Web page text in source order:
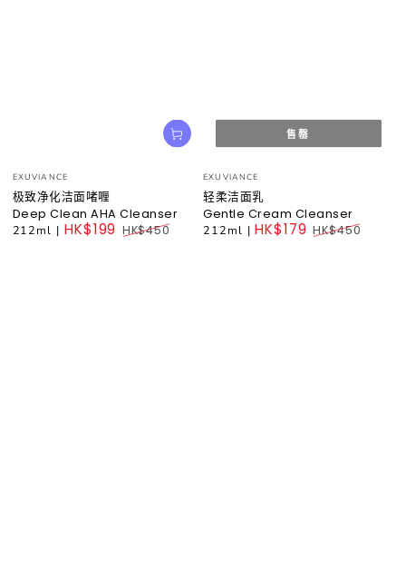
小
贩：
EXUVIANCE
极致净化洁面啫喱
Deep Clean AHA Cleanser
212ml | HK$199 HK$450
小
贩：
EXUVIANCE
轻柔洁面乳
Gentle Cream Cleanser
212ml | HK$179 HK$450
售罄